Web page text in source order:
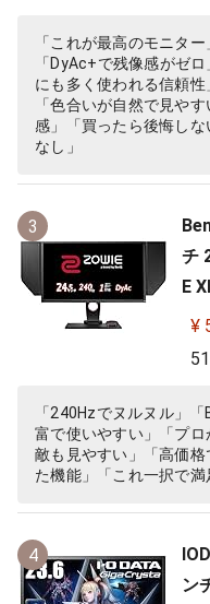
「これが最高のモニタ
「DyAc+で残像感がゼ
にも多く使われる信頼性
「色合いが自然で見や
感」「買ったら後悔し
なし」
3
チ
E
t
¥
「240Hzでヌルヌル」
富で使いやすい」「プ
敵も見やすい」「高価
た機能」「これ一択で満
4
ン